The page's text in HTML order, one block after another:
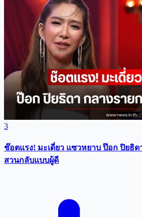
3
ช๊อตแรง! มะเดี่ยว แซวหยาบ ป๊อก ปิยธิด
สวนกลับแบบผู้ดี